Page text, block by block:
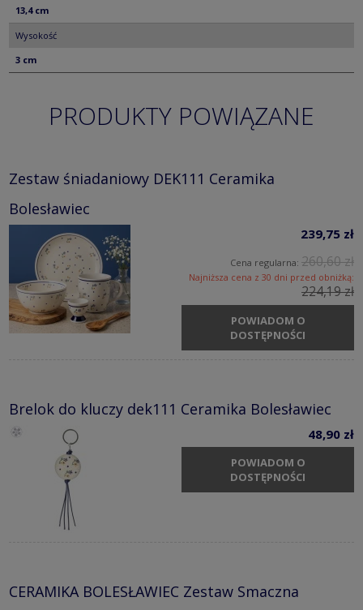
13,4 cm
Wysokość
3 cm
PRODUKTY POWIĄZANE
Zestaw śniadaniowy DEK111 Ceramika
Bolesławiec
239,75 zł
Cena regularna: 260,60 zł
Najniższa cena z 30 dni przed obniżką:
224,19 zł
POWIADOM O
DOSTĘPNOŚCI
Brelok do kluczy dek111 Ceramika Bolesławiec
48,90 zł
POWIADOM O
DOSTĘPNOŚCI
CERAMIKA BOLESŁAWIEC Zestaw Smaczna